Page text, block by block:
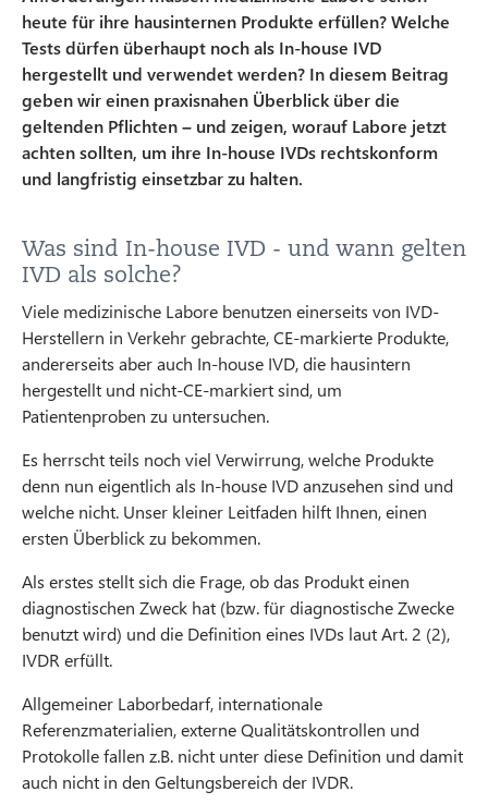
heute für ihre hausinternen Produkte erfüllen? Welche
Tests dürfen überhaupt noch als In-house IVD
hergestellt und verwendet werden? In diesem Beitrag
geben wir einen praxisnahen Überblick über die
geltenden Pflichten – und zeigen, worauf Labore jetzt
achten sollten, um ihre In-house IVDs rechtskonform
und langfristig einsetzbar zu halten.
Was sind In-house IVD - und wann gelten
IVD als solche?
Viele medizinische Labore benutzen einerseits von IVD-
Herstellern in Verkehr gebrachte, CE-markierte Produkte,
andererseits aber auch In-house IVD, die hausintern
hergestellt und nicht-CE-markiert sind, um
Patientenproben zu untersuchen.
Es herrscht teils noch viel Verwirrung, welche Produkte
denn nun eigentlich als In-house IVD anzusehen sind und
welche nicht. Unser kleiner Leitfaden hilft Ihnen, einen
ersten Überblick zu bekommen.
Als erstes stellt sich die Frage, ob das Produkt einen
diagnostischen Zweck hat (bzw. für diagnostische Zwecke
benutzt wird) und die Definition eines IVDs laut Art. 2 (2),
IVDR erfüllt.
Allgemeiner Laborbedarf, internationale
Referenzmaterialien, externe Qualitätskontrollen und
Protokolle fallen z.B. nicht unter diese Definition und damit
auch nicht in den Geltungsbereich der IVDR.